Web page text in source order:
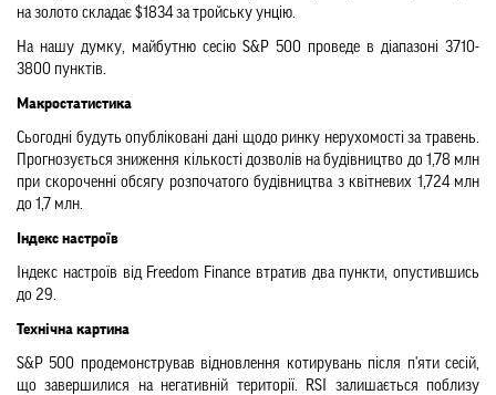
на золото складає $1834 за тройську унцію.
На нашу думку, майбутню сесію S&P 500 проведе в діапазоні 3710-
3800 пунктів.
Макростатистика
Сьогодні будуть опубліковані дані щодо ринку нерухомості за травень.
Прогнозується зниження кількості дозволів на будівництво до 1,78 млн
при скороченні обсягу розпочатого будівництва з квітневих 1,724 млн
до 1,7 млн.
Індекс настроїв
Індекс настроїв від Freedom Finance втратив два пункти, опустившись
до 29.
Технічна картина
S&P 500 продемонстрував відновлення котирувань після п'яти сесій,
що завершилися на негативній території. RSI залишається поблизу